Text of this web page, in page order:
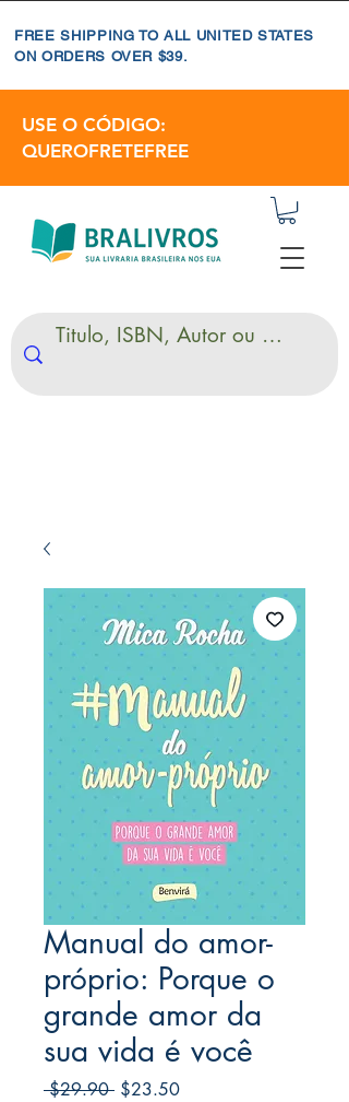
FREE SHIPPING TO ALL UNITED STATES
ON ORDERS OVER $39.
USE O CÓDIGO:
QUEROFRETEFREE
Manual do amor-
próprio: Porque o
grande amor da
sua vida é você
$29.90 Regular
$23.50Sale